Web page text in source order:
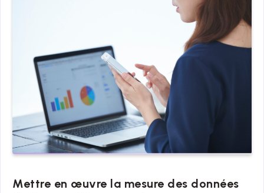
Mettre en œuvre la mesure des données